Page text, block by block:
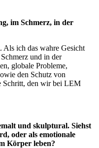
im Schmerz, in der
Als ich das wahre Gesicht
und in der
globale Probleme,
den Schutz von
Schritt, den wir bei LEM
und skulptural. Siehst
oder als emotionale
Körper leben?